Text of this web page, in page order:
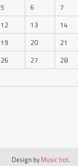
5 6 7
12 13 14
19 20 21
26 27 28
Design by Music hot.